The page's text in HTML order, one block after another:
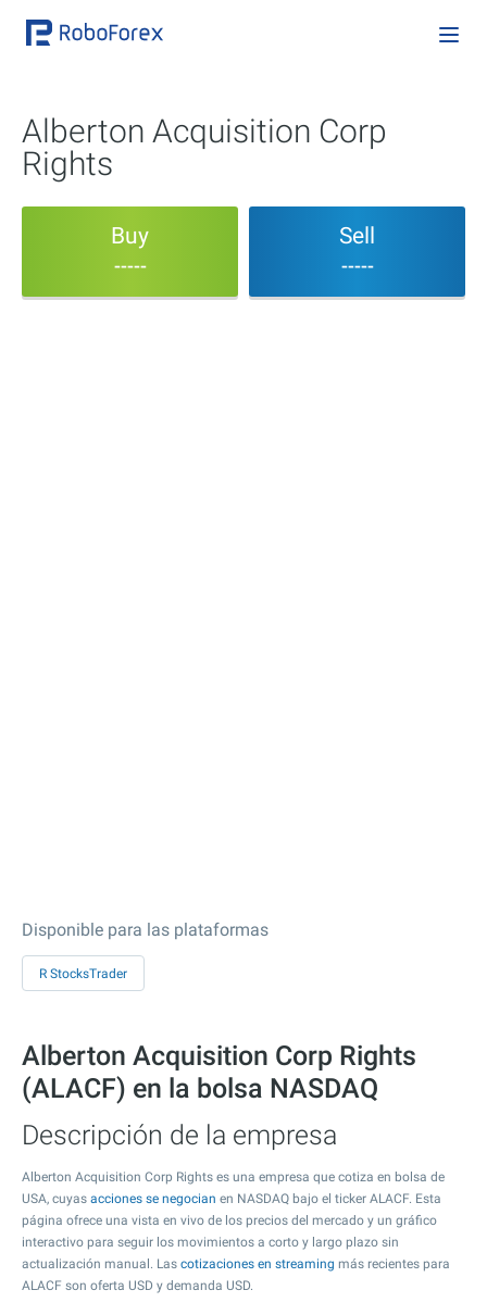
Alberton Acquisition Corp
Rights
Buy
-----
Sell
-----
Disponible para las plataformas
R StocksTrader
Alberton Acquisition Corp Rights
(ALACF) en la bolsa NASDAQ
Descripción de la empresa
Alberton Acquisition Corp Rights es una empresa que cotiza en bolsa de
USA, cuyas acciones se negocian en NASDAQ bajo el ticker ALACF. Esta
página ofrece una vista en vivo de los precios del mercado y un gráfico
interactivo para seguir los movimientos a corto y largo plazo sin
actualización manual. Las cotizaciones en streaming más recientes para
ALACF son oferta USD y demanda USD.